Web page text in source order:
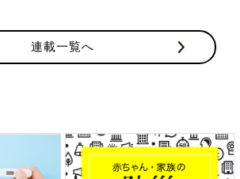
連載一覧へ